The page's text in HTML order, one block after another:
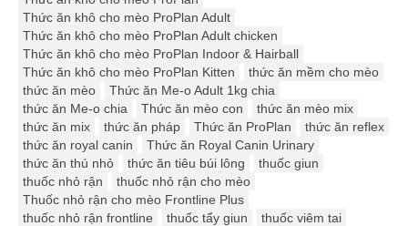
Thức ăn khô cho mèo ProPlan Adult
Thức ăn khô cho mèo ProPlan Adult chicken
Thức ăn khô cho mèo ProPlan Indoor & Hairball
Thức ăn khô cho mèo ProPlan Kitten
thức ăn mềm cho mèo
thức ăn mèo
Thức ăn Me-o Adult 1kg chia
thức ăn Me-o chia
Thức ăn mèo con
thức ăn mèo mix
thức ăn mix
thức ăn pháp Thức ăn ProPlan
thức ăn reflex
thức ăn royal canin
Thức ăn Royal Canin Urinary
thức ăn thú nhỏ
thức ăn tiêu búi lông
thuốc giun
thuốc nhỏ rận
thuốc nhỏ rận cho mèo
Thuốc nhỏ rận cho mèo Frontline Plus
thuốc nhỏ rận frontline
thuốc tẩy giun
thuốc viêm tai